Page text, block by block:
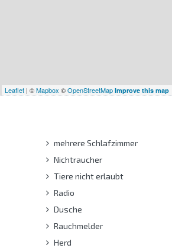
Leaflet | ©Mapbox ©OpenStreetMap Improve this map
mehrere Schlafzimmer
Nichtraucher
Tiere nicht erlaubt
Radio
Dusche
Rauchmelder
Herd